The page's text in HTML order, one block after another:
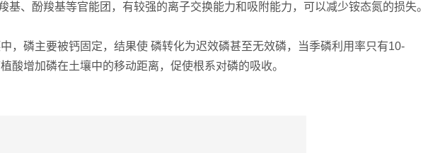
、酚羧基等官能团，有较强的离子交换能力和吸附能力，可以减少铵态氮的损失。
，磷主要被钙固定，结果使 磷转化为迟效磷甚至无效磷，当季磷利用率只有10-
增加磷在土壤中的移动距离，促使根系对磷的吸收。